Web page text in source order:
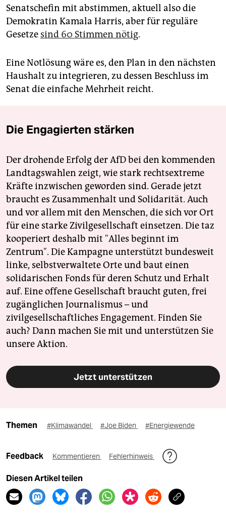
Senatschefin mit abstimmen, aktuell also die
Demokratin Kamala Harris, aber für reguläre
Gesetze sind 60 Stimmen nötig.
Eine Notlösung wäre es, den Plan in den nächsten
Haushalt zu integrieren, zu dessen Beschluss im
Senat die einfache Mehrheit reicht.
Die Engagierten stärken
Der drohende Erfolg der AfD bei den kommenden
Landtagswahlen zeigt, wie stark rechtsextreme
Kräfte inzwischen geworden sind. Gerade jetzt
braucht es Zusammenhalt und Solidarität. Auch
und vor allem mit den Menschen, die sich vor Ort
für eine starke Zivilgesellschaft einsetzen. Die taz
kooperiert deshalb mit "Alles beginnt im
Zentrum". Die Kampagne unterstützt bundesweit
linke, selbstverwaltete Orte und baut einen
solidarischen Fonds für deren Schutz und Erhalt
auf. Eine offene Gesellschaft braucht guten, frei
zugänglichen Journalismus – und
zivilgesellschaftliches Engagement. Finden Sie
auch? Dann machen Sie mit und unterstützen Sie
unsere Aktion.
Jetzt unterstützen
Themen #Klimawandel #Joe Biden #Energiewende
Feedback Kommentieren Fehlerhinweis
Diesen Artikel teilen